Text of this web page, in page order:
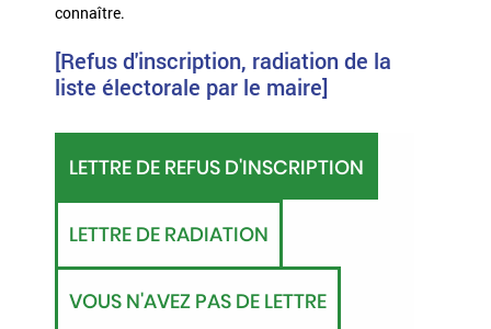
connaître.
[Refus d'inscription, radiation de la
liste électorale par le maire]
LETTRE DE REFUS D'INSCRIPTION
LETTRE DE RADIATION
VOUS N'AVEZ PAS DE LETTRE